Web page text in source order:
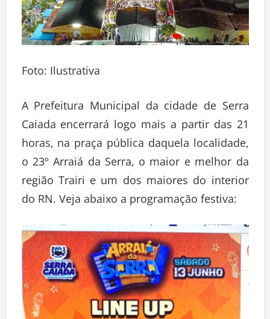
Foto: Ilustrativa
A Prefeitura Municipal da cidade de Serra
Caiada encerrará logo mais a partir das 21
horas, na praça pública daquela localidade,
o 23º Arraiá da Serra, o maior e melhor da
região Trairi e um dos maiores do interior
do RN. Veja abaixo a programação festiva: